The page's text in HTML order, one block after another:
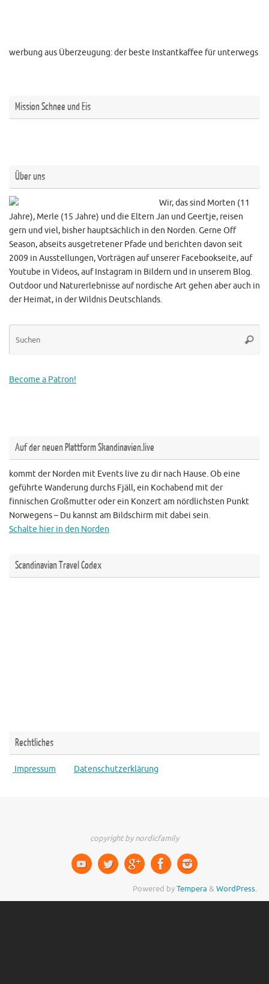
werbung aus Überzeugung: der beste Instantkaffee für unterwegs
Mission Schnee und Eis
Über uns
Wir, das sind Morten (11
Jahre), Merle (15 Jahre) und die Eltern Jan und Geertje, reisen
gern und viel, bisher hauptsächlich in den Norden. Gerne Off
Season, abseits ausgetretener Pfade und berichten davon seit
2009 in Ausstellungen, Vorträgen auf unserer Facebookseite, auf
Youtube in Videos, auf Instagram in Bildern und in unserem Blog.
Outdoor und Naturerlebnisse auf nordische Art gehen aber auch in
der Heimat, in der Wildnis Deutschlands.
Become a Patron!
Auf der neuen Plattform Skandinavien.live
kommt der Norden mit Events live zu dir nach Hause. Ob eine
geführte Wanderung durchs Fjäll, ein Kochabend mit der
finnischen Großmutter oder ein Konzert am nördlichsten Punkt
Norwegens – Du kannst am Bildschirm mit dabei sein.
Schalte hier in den Norden
Scandinavian Travel Codex
Rechtliches
Impressum Datenschutzerklärung
copyright by nordicfamily
Powered byTempera & WordPress.